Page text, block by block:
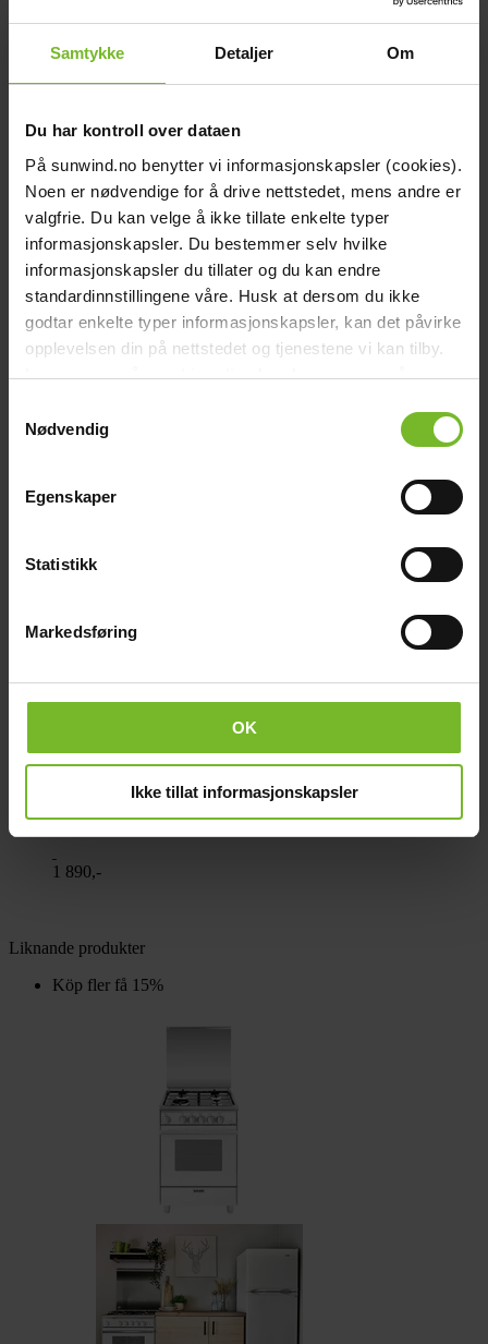
Samtykke Detaljer Om
Du har kontroll over dataen
På sunwind.no benytter vi informasjonskapsler (cookies).
Noen er nødvendige for å drive nettstedet, mens andre er
valgfrie. Du kan velge å ikke tillate enkelte typer
informasjonskapsler. Du bestemmer selv hvilke
informasjonskapsler du tillater og du kan endre
standardinnstillingene våre. Husk at dersom du ikke
godtar enkelte typer informasjonskapsler, kan det påvirke
opplevelsen din på nettstedet og tjenestene vi kan tilby.
Les mer om vårcookiepolicyher. Les mer om våre
Nødvendig
Egenskaper
Statistikk
Markedsføring
OK
Ikke tillat informasjonskapsler
Ugnslampa 15W E14 - 2-pack
169,-
Köp fler få 15%
1 890,-
Liknande produkter
Köp fler få 15%